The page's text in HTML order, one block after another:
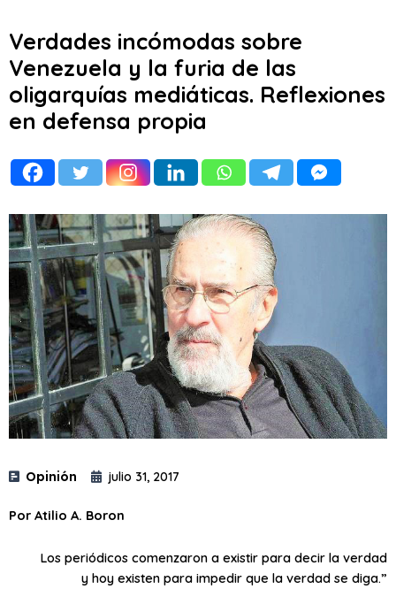
Verdades incómodas sobre
Venezuela y la furia de las
oligarquías mediáticas. Reflexiones
en defensa propia
Opinión julio 31, 2017
Por Atilio A. Boron
Los periódicos comenzaron a existir para decir la verdad
y hoy existen para impedir que la verdad se diga.”